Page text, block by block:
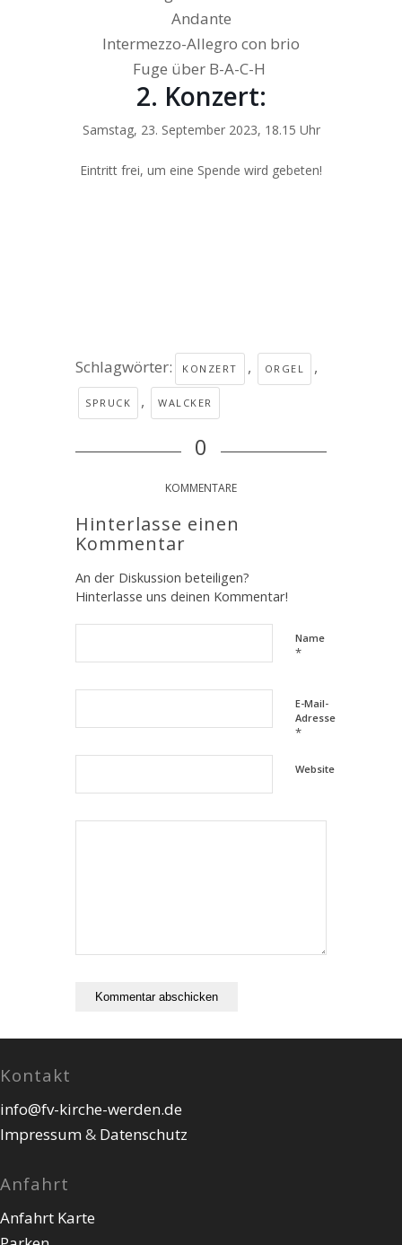
Andante
Intermezzo-Allegro con brio
Fuge über B-A-C-H
2. Konzert:
Samstag, 23. September 2023, 18.15 Uhr
Eintritt frei, um eine Spende wird gebeten!
Schlagwörter: KONZERT , ORGEL ,
SPRUCK , WALCKER
0
KOMMENTARE
Hinterlasse einen
Kommentar
An der Diskussion beteiligen?
Hinterlasse uns deinen Kommentar!
Name
*
E-Mail-
Adresse
*
Website
Kontakt
info@fv-kirche-werden.de
Impressum& Datenschutz
Anfahrt
Anfahrt Karte